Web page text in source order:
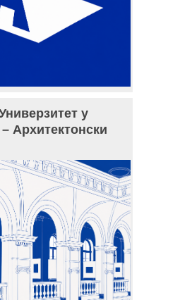
у
Архитектонски